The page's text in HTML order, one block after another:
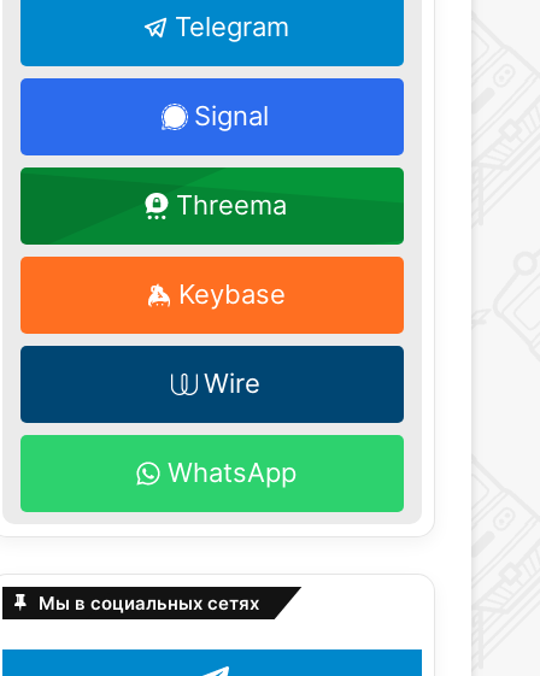
Telegram
Signal
Threema
Keybase
Wire
WhatsApp
Мы в социальных сетях